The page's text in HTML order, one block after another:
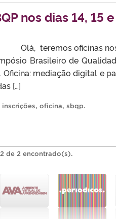
nos dias 14, 15
oficinas nos dias 14 e
Brasileiro de
Oficina: mediação digital e
[…]
inscrições, oficina, sbqp.
de 2 encontrado(s).